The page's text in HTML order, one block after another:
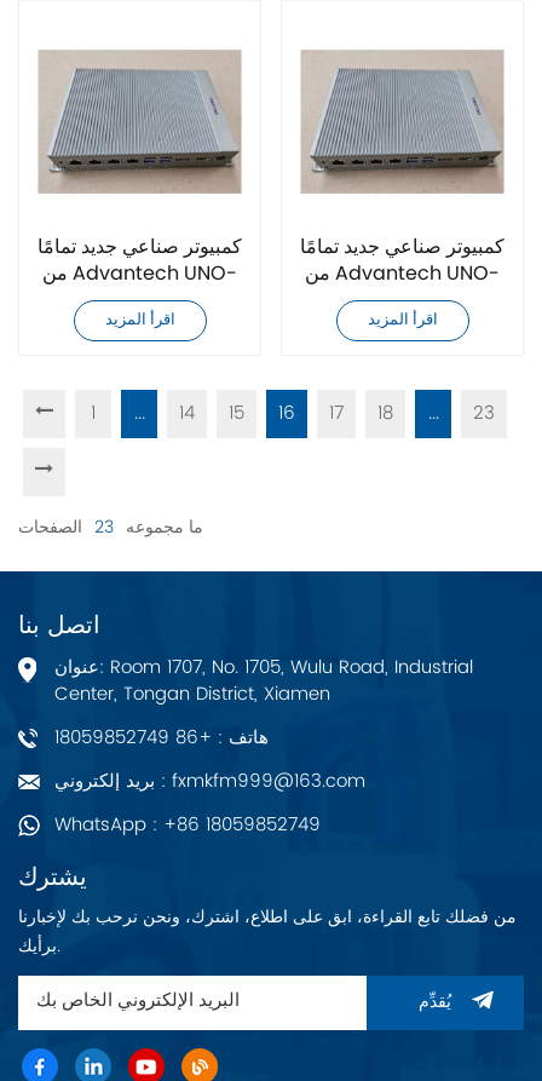
كمبيوتر صناعي جديد تمامًا
من Advantech UNO-
348-A531A
اقرأ المزيد
كمبيوتر صناعي جديد تمامًا
من Advantech UNO-
2484G-6732BE
اقرأ المزيد
1 ... 14 15 16 17 18 ... 23
ما مجموعه 23 الصفحات
اتصل بنا
عنوان: Room 1707, No. 1705, Wulu Road, Industrial
Center, Tongan District, Xiamen
هاتف : +86 18059852749
بريد إلكتروني : fxmkfm999@163.com
WhatsApp : +86 18059852749
يشترك
من فضلك تابع القراءة، ابق على اطلاع، اشترك، ونحن نرحب بك لإخبارنا
برأيك.
يُقدِّم